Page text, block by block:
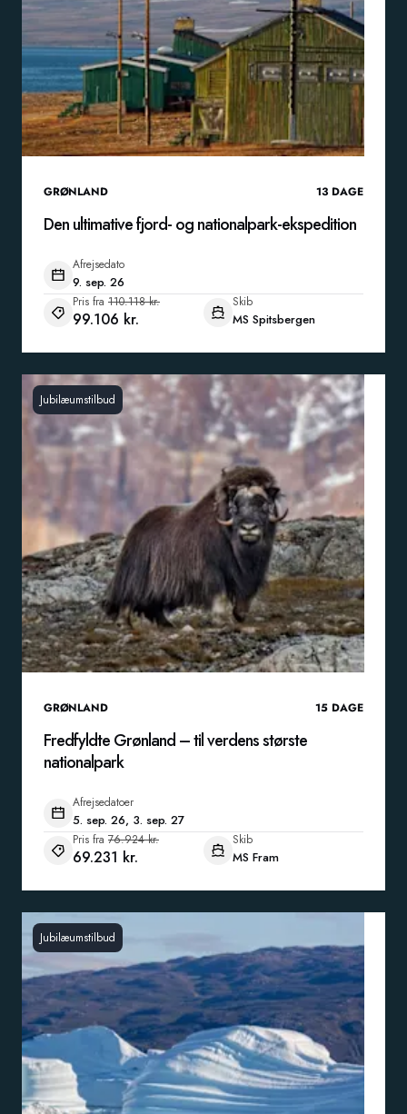
GRØNLAND 13 DAGE
Den ultimative fjord- og nationalpark-ekspedition
Afrejsedato
9. sep. 26
Pris fra 110.118 kr.
99.106 kr.
Skib
MS Spitsbergen
Jubilæumstilbud
GRØNLAND 15 DAGE
Fredfyldte Grønland – til verdens største
nationalpark
Afrejsedatoer
5. sep. 26, 3. sep. 27
Pris fra 76.924 kr.
69.231 kr.
Skib
MS Fram
Jubilæumstilbud